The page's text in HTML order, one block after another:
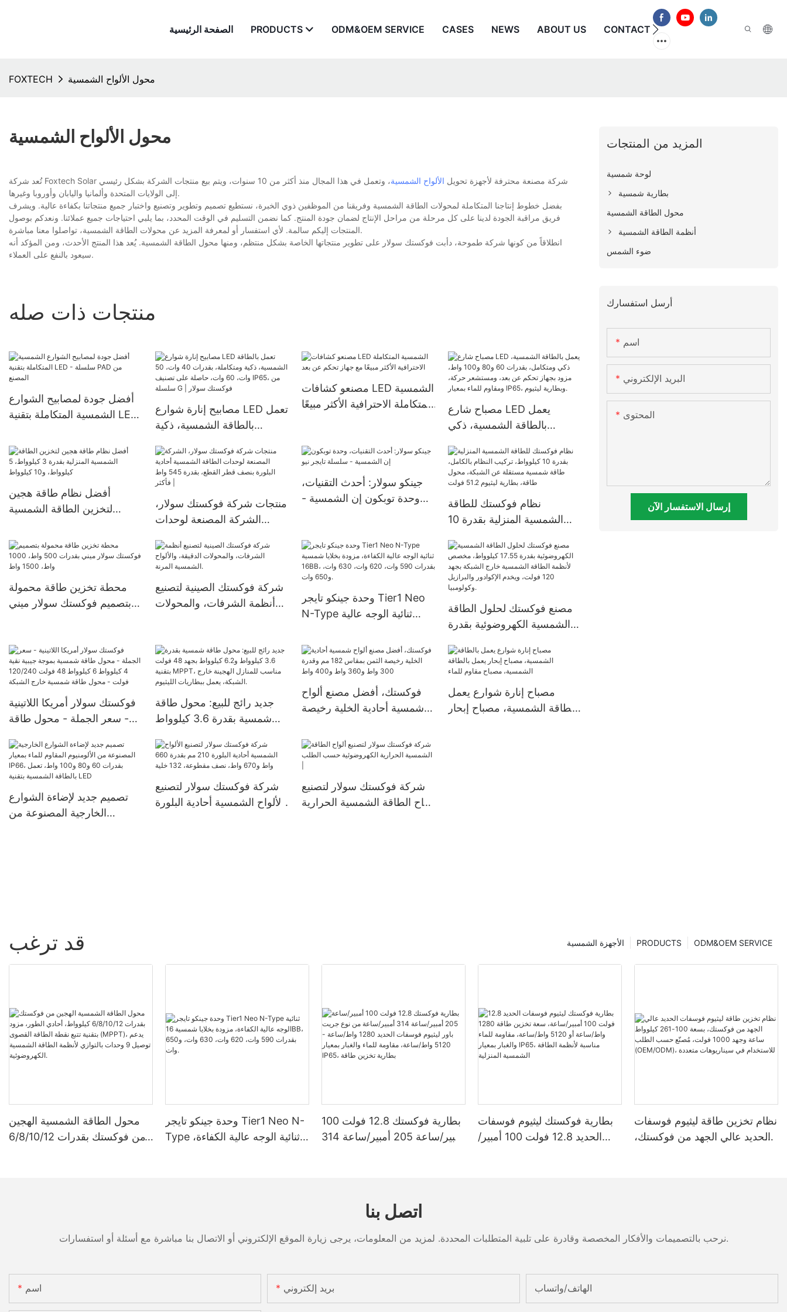
الصفحة الرئيسية PRODUCTS ODM&OEM SERVICE CASES NEWS ABOUT US CONTACT US الأسئلة الشائعة
FOXTECH محول الألواح الشمسية
محول الألواح الشمسية
تُعد شركة Foxtech Solar شركة مصنعة محترفة لأجهزة تحويل الألواح الشمسية
، وتعمل في هذا المجال منذ أكثر من 10 سنوات، ويتم بيع منتجات الشركة بشكل رئيسي
إلى الولايات المتحدة وألمانيا واليابان وأوروبا وغيرها.
بفضل خطوط إنتاجنا المتكاملة لمحولات الطاقة الشمسية وفريقنا من الموظفين ذوي الخبرة، نستطيع تصميم وتطوير وتصنيع واختبار جميع منتجاتنا بكفاءة عالية. ويشرف
فريق مراقبة الجودة لدينا على كل مرحلة من مراحل الإنتاج لضمان جودة المنتج. كما نضمن التسليم في الوقت المحدد، بما يلبي احتياجات جميع عملائنا. ونعدكم بوصول
المنتجات إليكم سالمة. لأي استفسار أو لمعرفة المزيد عن محولات الطاقة الشمسية، تواصلوا معنا مباشرة.
انطلاقاً من كونها شركة طموحة، دأبت فوكستك سولار على تطوير منتجاتها الخاصة بشكل منتظم، ومنها محول الطاقة الشمسية. يُعد هذا المنتج الأحدث، ومن المؤكد أنه
سيعود بالنفع على العملاء.
منتجات ذات صله
أفضل جودة لمصابيح الشوارع
الشمسية المتكاملة بتقنية LED
مصابيح إنارة شوارع LED تعمل
بالطاقة الشمسية، ذكية
وات، 60 وات، حاصلة على
تصنيف IP65، من سلسلة G |
فوكستك سولار
مصنعو كشافات LED الشمسية
المتكاملة الاحترافية الأكثر مبيعًا
مصباح شارع LED يعمل
بالطاقة الشمسية، ذكي
و100 واط، مزود بجهاز تحكم
عن بعد، ومستشعر حركة،
ومقاوم للماء بمعيار IP65،
وبطارية ليثيوم.
أفضل نظام طاقة هجين
لتخزين الطاقة الشمسية
كيلوواط، و10 كيلوواط
منتجات شركة فوكستك سولار،
الشركة المصنعة لوحدات
بنصف قطر القطع، بقدرة 545
واط فأكثر |
جينكو سولار: أحدث التقنيات،
وحدة توبكون إن الشمسية -
نظام فوكستك للطاقة
الشمسية المنزلية بقدرة 10
بالكامل، طاقة شمسية مستقلة
عن الشبكة، محول طاقة،
بطارية ليثيوم 51.2 فولت
محطة تخزين طاقة محمولة
بتصميم فوكستك سولار ميني
شركة فوكستك الصينية لتصنيع
أنظمة الشرفات، والمحولات
وحدة جينكو تايجر Tier1 Neo
N-Type ثنائية الوجه عالية
16BB، بقدرات 590 وات، 620
وات، 630 وات، و650 وات.
مصنع فوكستك لحلول الطاقة
الشمسية الكهروضوئية بقدرة
لأنظمة الطاقة الشمسية خارج
الشبكة بجهد 120 فولت، ويخدم
فوكستك سولار أمريكا اللاتينية
- سعر الجملة - محول طاقة
كيلوواط 6 كيلوواط 48 فولت
120/240 فولت - محول طاقة
شمسية خارج الشبكة
جديد رائج للبيع: محول طاقة
شمسية بقدرة 3.6 كيلوواط
بتقنية MPPT، مناسب للمنازل
الهجينة خارج الشبكة، يعمل
فوكستك، أفضل مصنع ألواح
شمسية أحادية الخلية رخيصة
300 واط و360 واط و400
واط
مصباح إنارة شوارع يعمل
بالطاقة الشمسية، مصباح إبحار
تصميم جديد لإضاءة الشوارع
الخارجية المصنوعة من
شركة فوكستك سولار لتصنيع
الألواح الشمسية أحادية البلورة
شركة فوكستك سولار لتصنيع
ألواح الطاقة الشمسية الحرارية
المزيد من المنتجات
لوحة شمسية
بطارية شمسية
محول الطاقة الشمسية
أنظمة الطاقة الشمسية
ضوء الشمس
أرسل استفسارك
اسم
البريد الإلكتروني
المحتوى
إرسال الاستفسار الآن
قد ترغب ODM&OEM SERVICE
PRODUCTS الأجهزة الشمسية
محول الطاقة الشمسية الهجين
من فوكستك بقدرات 6/8/10/12
وحدة جينكو تايجر Tier1 Neo N-
Type ثنائية الوجه عالية الكفاءة،
بطارية فوكستك 12.8 فولت 100
أمبير/ساعة 205 أمبير/ساعة 314
بطارية تخزين طاقة
بطارية فوكستك ليثيوم فوسفات
الحديد 12.8 فولت 100 أمبير/
نظام تخزين طاقة ليثيوم فوسفات
الحديد عالي الجهد من فوكستك،
اتصل بنا
نرحب بالتصميمات والأفكار المخصصة وقادرة على تلبية المتطلبات المحددة. لمزيد من المعلومات، يرجى زيارة الموقع الإلكتروني أو الاتصال بنا مباشرة مع أسئلة أو استفسارات.
اسم بريد إلكتروني الهاتف/واتساب